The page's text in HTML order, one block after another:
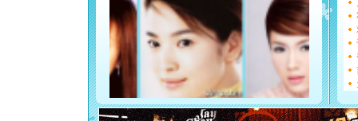
能正大
都要快乐
[圣诞节]
如意,快
[元旦]
看
断电。
你是我
[元旦]如
起；二是